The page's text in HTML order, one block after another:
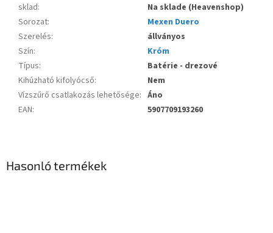
sklad:
Na sklade (Heavenshop)
Sorozat:
Mexen Duero
Szerelés:
állványos
Szín:
Króm
Típus:
Batérie - drezové
Kihúzható kifolyócső:
Nem
Vízszűrő csatlakozás lehetősége: Áno
EAN: 5907709193260
Hasonló termékek